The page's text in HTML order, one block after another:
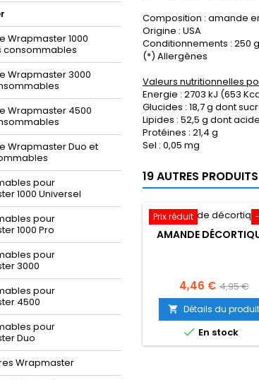
Wrapmaster 1000
consommables
Wrapmaster 3000
Wrapmaster 4500
Wrapmaster Duo et
pour
1000 Universel
pour
1000 Pro
pour
3000
pour
4500
pour
Duo
Wrapmaster
Composition : amande
Origine : USA
Conditionnements : 250
(*) Allergènes
Valeurs nutritionnelles
Energie : 2703 kJ (653
Glucides : 18,7 g dont
Lipides : 52,5 g dont
Protéines : 21,4 g
Sel : 0,05 mg
19 AUTRES
Prix réduit
AMANDE
Prix
4,46 € Prix
de
base
4,95 €
 Détails du produit
 En stock